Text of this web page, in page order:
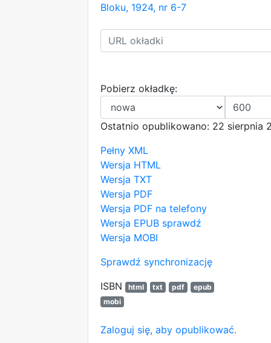
Bloku, 1924, nr 6-7
Pobierz okładkę:
Ostatnio opublikowano: 22 sierpnia
Pełny XML
Wersja HTML
Wersja TXT
Wersja PDF
Wersja PDF na telefony
Wersja EPUB sprawdź
Wersja MOBI
Sprawdź synchronizację
ISBN
html txt pdf
epub
mobi
Zaloguj się, aby opublikować.